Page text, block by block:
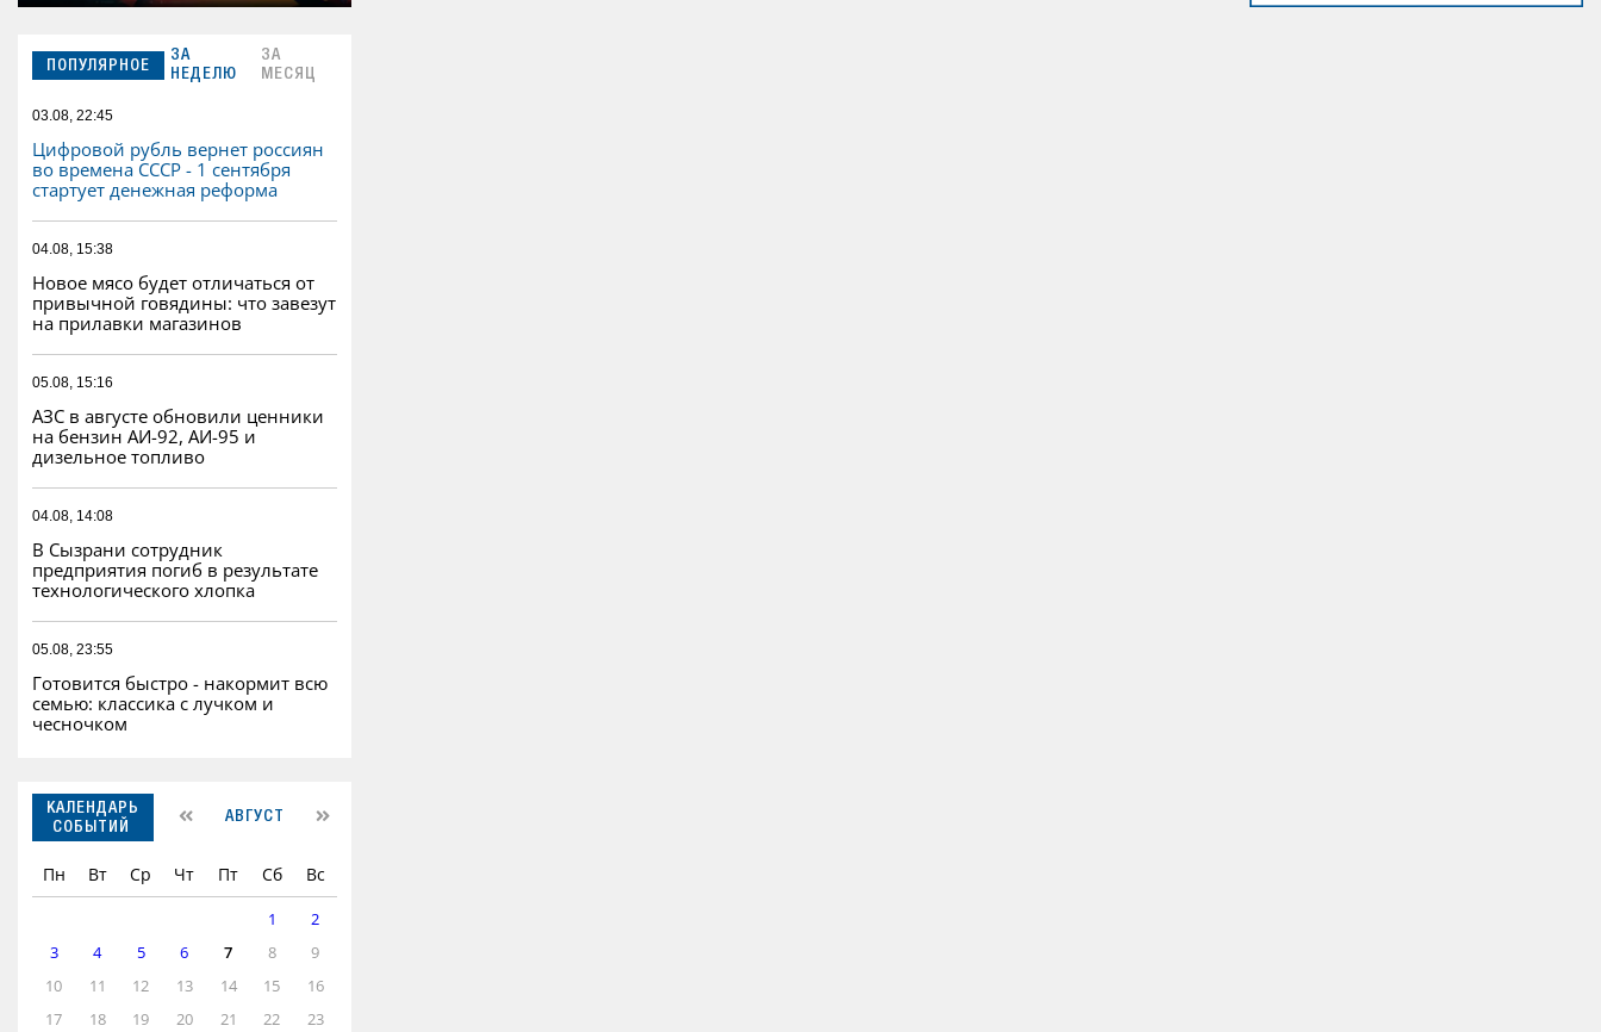
ПОПУЛЯРНОЕ
ЗА
НЕДЕЛЮ
ЗА
МЕСЯЦ
03.08, 22:45
Цифровой рубль вернет россиян
во времена СССР - 1 сентября
стартует денежная реформа
04.08, 15:38
Новое мясо будет отличаться от
привычной говядины: что завезут
на прилавки магазинов
05.08, 15:16
АЗС в августе обновили ценники
на бензин АИ-92, АИ-95 и
дизельное топливо
04.08, 14:08
В Сызрани сотрудник
предприятия погиб в результате
технологического хлопка
05.08, 23:55
Готовится быстро - накормит всю
семью: классика с лучком и
чесночком
КАЛЕНДАРЬ
СОБЫТИЙ
АВГУСТ
Пн Вт Ср Чт Пт Сб Вс
1
2
3
4 5 6 7 8
9
10
11 12 13 14 15
16
17
18 19 20 21 22 23